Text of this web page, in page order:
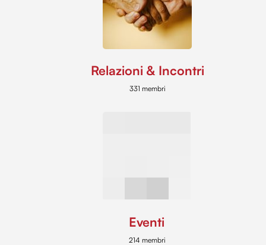
Relazioni & Incontri
331 membri
Eventi
214 membri